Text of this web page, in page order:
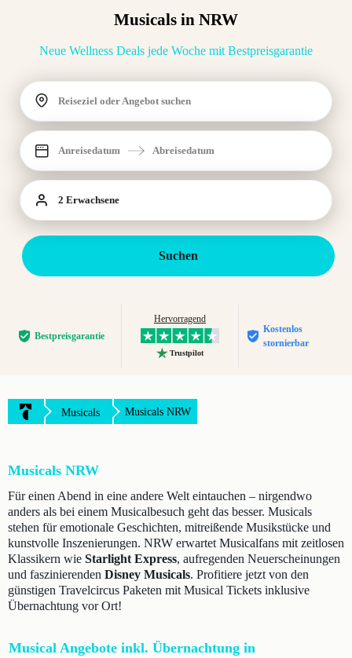
Musicals in NRW
Neue Wellness Deals jede Woche mit Bestpreisgarantie
Reiseziel oder Angebot suchen
Anreisedatum Abreisedatum
2 Erwachsene
Suchen
Bestpreis­garantie
Hervorragend
Trustpilot
Kostenlos
stornierbar
Musicals Musicals NRW
Musicals NRW
Für einen Abend in eine andere Welt eintauchen – nirgendwo
anders als bei einem Musicalbesuch geht das besser. Musicals
stehen für emotionale Geschichten, mitreißende Musikstücke und
kunstvolle Inszenierungen. NRW erwartet Musicalfans mit zeitlosen
Klassikern wie Starlight Express, aufregenden Neuerscheinungen
und faszinierenden Disney Musicals. Profitiere jetzt von den
günstigen Travelcircus Paketen mit Musical Tickets inklusive
Übernachtung vor Ort!
Musical Angebote inkl. Übernachtung in